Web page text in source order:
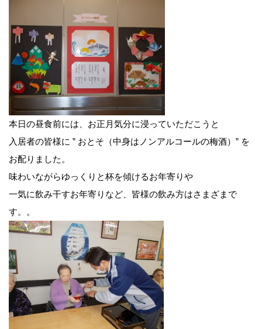
本日の昼食前には、お正月気分に浸っていただこうと
入居者の皆様に ” おとそ（中身はノンアルコールの梅酒）” を
お配りました。
味わいながらゆっくりと杯を傾けるお年寄りや
一気に飲み干すお年寄りなど、皆様の飲み方はさまざまで
す。。